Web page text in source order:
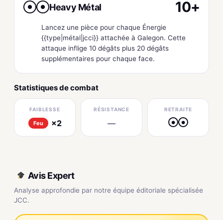
● ● Heavy Métal 10+
Lancez une pièce pour chaque Énergie
{{type|métal|jcci}} attachée à Galegon. Cette
attaque inflige 10 dégâts plus 20 dégâts
supplémentaires pour chaque face.
Statistiques de combat
FAIBLESSE
Feu ×2
RÉSISTANCE
—
RETRAITE
● ●
Avis Expert
Analyse approfondie par notre équipe éditoriale spécialisée
JCC.